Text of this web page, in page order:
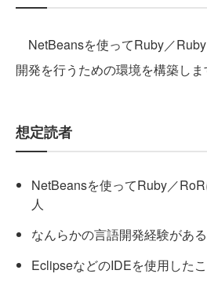
NetBeansを使ってRuby／Ruby
開発を行うための環境を構築しま
想定読者
NetBeansを使ってRuby／
人
なんらかの言語開発経験があ
EclipseなどのIDEを使用した